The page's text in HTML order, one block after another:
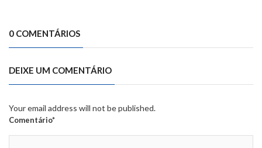
0 COMENTÁRIOS
DEIXE UM COMENTÁRIO
Your email address will not be published.
Comentário*